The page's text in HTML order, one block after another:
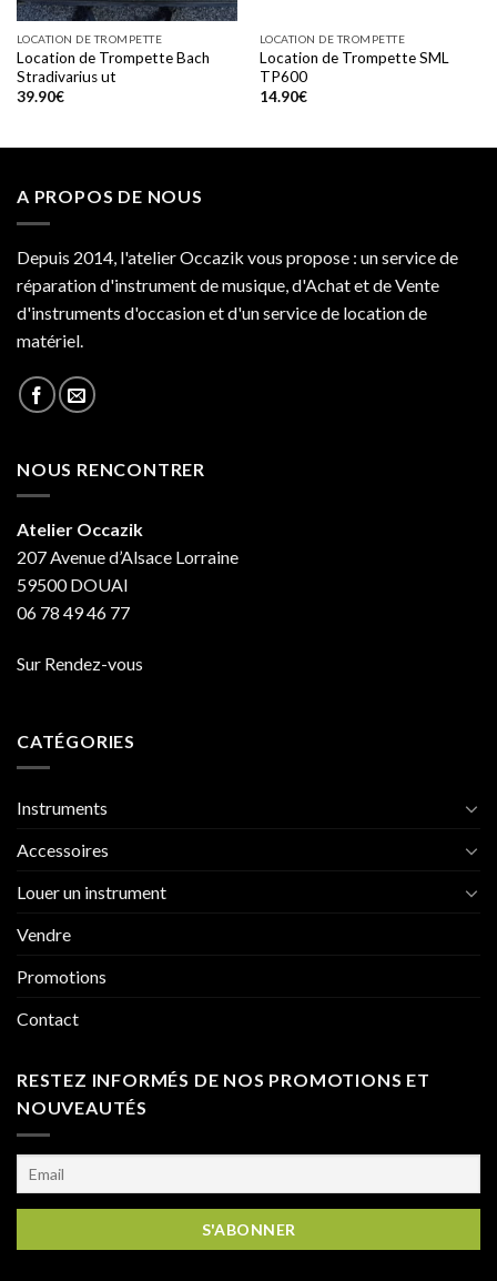
LOCATION DE TROMPETTE
Location de Trompette Bach
Stradivarius ut
39.90€
LOCATION DE TROMPETTE
Location de Trompette SML
TP600
14.90€
A PROPOS DE NOUS
Depuis 2014, l'atelier Occazik vous propose : un service de
réparation d'instrument de musique, d'Achat et de Vente
d'instruments d'occasion et d'un service de location de
matériel.
NOUS RENCONTRER
Atelier Occazik
207 Avenue d’Alsace Lorraine
59500 DOUAI
06 78 49 46 77
Sur Rendez-vous
CATÉGORIES
Instruments
Accessoires
Louer un instrument
Vendre
Promotions
Contact
RESTEZ INFORMÉS DE NOS PROMOTIONS ET
NOUVEAUTÉS